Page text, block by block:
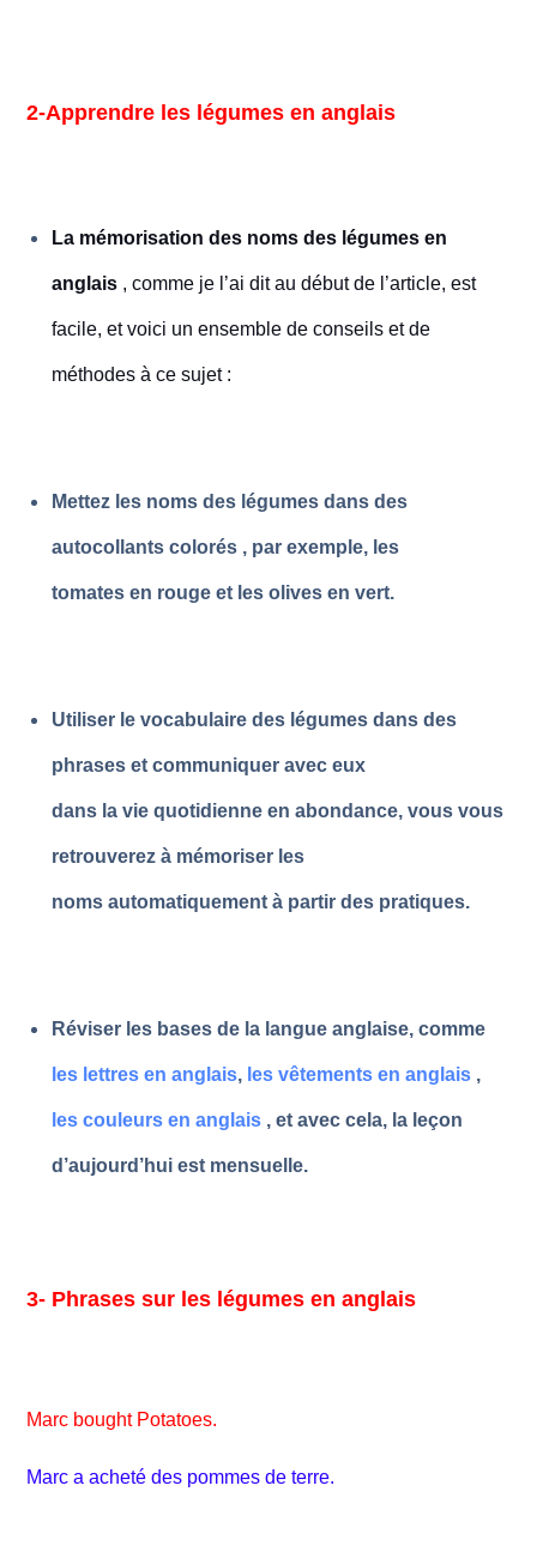
2-Apprendre les légumes en anglais
La mémorisation des noms des légumes en
anglais , comme je l’ai dit au début de l’article, est
facile, et voici un ensemble de conseils et de
méthodes à ce sujet :
Mettez les noms des légumes dans des
autocollants colorés , par exemple, les
tomates en rouge et les olives en vert.
Utiliser le vocabulaire des légumes dans des
phrases et communiquer avec eux
dans la vie quotidienne en abondance, vous vous
retrouverez à mémoriser les
noms automatiquement à partir des pratiques.
Réviser les bases de la langue anglaise, comme
les lettres en anglais, les vêtements en anglais ,
les couleurs en anglais , et avec cela, la leçon
d’aujourd’hui est mensuelle.
3- Phrases sur les légumes en anglais
Marc bought Potatoes.
Marc a acheté des pommes de terre.